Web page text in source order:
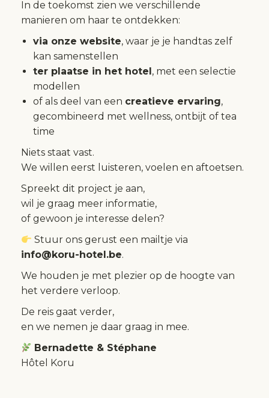
In de toekomst zien we verschillende
manieren om haar te ontdekken:
via onze website, waar je je handtas zelf
kan samenstellen
ter plaatse in het hotel, met een selectie
modellen
of als deel van een creatieve ervaring,
gecombineerd met wellness, ontbijt of tea
time
Niets staat vast.
We willen eerst luisteren, voelen en aftoetsen.
Spreekt dit project je aan,
wil je graag meer informatie,
of gewoon je interesse delen?
Stuur ons gerust een mailtje via
info@koru-hotel.be.
We houden je met plezier op de hoogte van
het verdere verloop.
De reis gaat verder,
en we nemen je daar graag in mee.
Bernadette & Stéphane
Hôtel Koru